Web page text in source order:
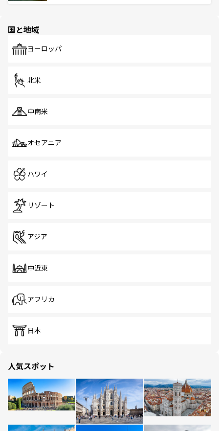
で、ホーカーズは地元の風情を楽しめる外せないスポット
国と地域
ヨーロッパ
北米
中南米
オセアニア
ハワイ
リゾート
アジア
中近東
アフリカ
日本
人気スポット